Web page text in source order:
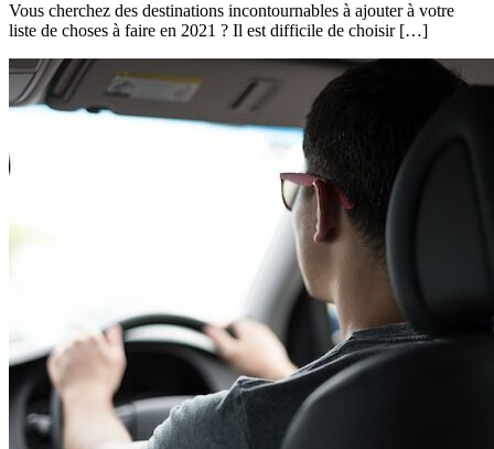
Vous cherchez des destinations incontournables à ajouter à votre
liste de choses à faire en 2021 ? Il est difficile de choisir […]